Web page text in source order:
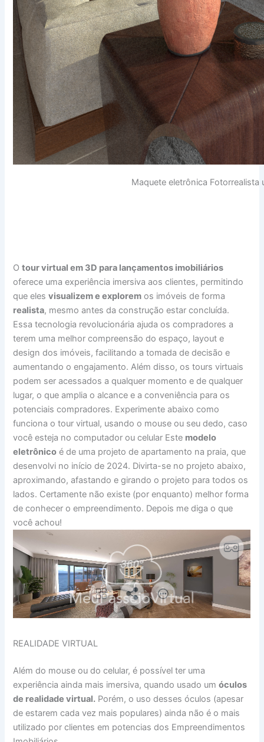
Maquete eletrônica Fotorrealista
Otour virtual em 3D para lançamentos imobiliários
oferece uma experiência imersiva aos clientes, permitindo
que elesvisualizem e explorem os imóveis de forma
realista, mesmo antes da construção estar concluída.
Essa tecnologia revolucionária ajuda os compradores a
terem uma melhor compreensão do espaço, layout e
design dos imóveis, facilitando a tomada de decisão e
aumentando o engajamento. Além disso, os tours virtuais
podem ser acessados a qualquer momento e de qualquer
lugar, o que amplia o alcance e a conveniência para os
potenciais compradores. Experimente abaixo como
funciona o tour virtual, usando o mouse ou seu dedo, caso
você esteja no computador ou celular Este modelo
eletrônico é de uma projeto de apartamento na praia, que
desenvolvi no início de 2024. Divirta-se no projeto abaixo,
aproximando, afastando e girando o projeto para todos os
lados. Certamente não existe (por enquanto) melhor forma
de conhecer o empreendimento. Depois me diga o que
você achou!
REALIDADE VIRTUAL
Além do mouse ou do celular, é possível ter uma
experiência ainda mais imersiva, quando usado umóculos
de realidade virtual. Porém, o uso desses óculos (apesar
de estarem cada vez mais populares) ainda não é o mais
utilizado por clientes em potencias dos Empreendimentos